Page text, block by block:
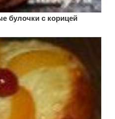
булочки с корицей